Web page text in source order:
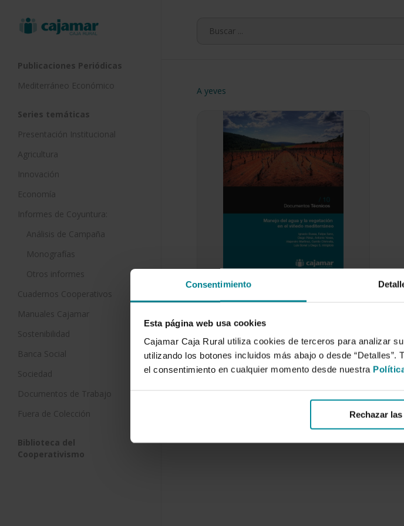
Consentimiento
Esta página web usa cookies
Cajamar Caja Rural utiliza cookies de terceros para analizar
utilizando los botones incluidos más abajo o desde
el consentimiento en cualquier momento desde nuestra
Rechazar
Publicaciones Periódicas
Mediterráneo Económico
Series temáticas
Presentación Institucional
Agricultura
Innovación
Economía
Informes de Coyuntura:
Análisis de Campaña
Monografías
Otros informes
Cuadernos Cooperativos
Manuales Cajamar
Sostenibilidad
Banca Social
Sociedad
Documentos de Trabajo
Fuera de Colección
Biblioteca del
Cooperativismo
A yeves
vegetación en el viñedo
El sector vitivinícola se enfrenta a
nuevos desafíos, en cierto modo
consecuencia de los efectos…